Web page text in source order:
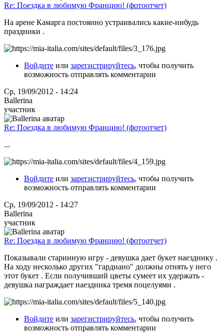
Re: Поездка в любимую Францию! (фотоотчет)
На арене Камарга постоянно устраивались какие-нибудь
праздники .
Войдите или зарегистрируйтесь, чтобы получить
возможность отправлять комментарии
Ср, 19/09/2012 - 14:24
Ballerina
участник
Re: Поездка в любимую Францию! (фотоотчет)
...
Войдите или зарегистрируйтесь, чтобы получить
возможность отправлять комментарии
Ср, 19/09/2012 - 14:27
Ballerina
участник
Re: Поездка в любимую Францию! (фотоотчет)
Показывали старинную игру - девушка дает букет наезднику .
На ходу несколько других "гардиано" должны отнять у него
этот букет . Если получивший цветы сумеет их удержать -
девушка награждает наездника тремя поцелуями .
Войдите или зарегистрируйтесь, чтобы получить
возможность отправлять комментарии